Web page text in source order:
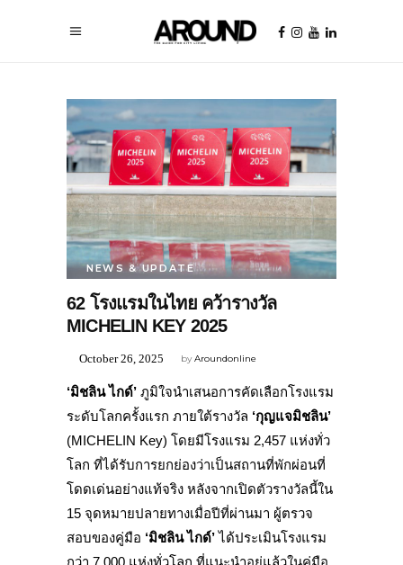
NEWS & UPDATE
62 โรงแรมในไทย คว้ารางวัล
MICHELIN KEY 2025
byAroundonline
October 26, 2025
‘มิชลิน ไกด์’ ภูมิใจนำเสนอการคัดเลือกโรงแรม
ระดับโลกครั้งแรก ภายใต้รางวัล ‘กุญแจมิชลิน’
(MICHELIN Key) โดยมีโรงแรม 2,457 แห่งทั่ว
โลก ที่ได้รับการยกย่องว่าเป็นสถานที่พักผ่อนที่
โดดเด่นอย่างแท้จริง หลังจากเปิดตัวรางวัลนี้ใน
15 จุดหมายปลายทางเมื่อปีที่ผ่านมา ผู้ตรวจ
สอบของคู่มือ ‘มิชลิน ไกด์’ได้ประเมินโรงแรม